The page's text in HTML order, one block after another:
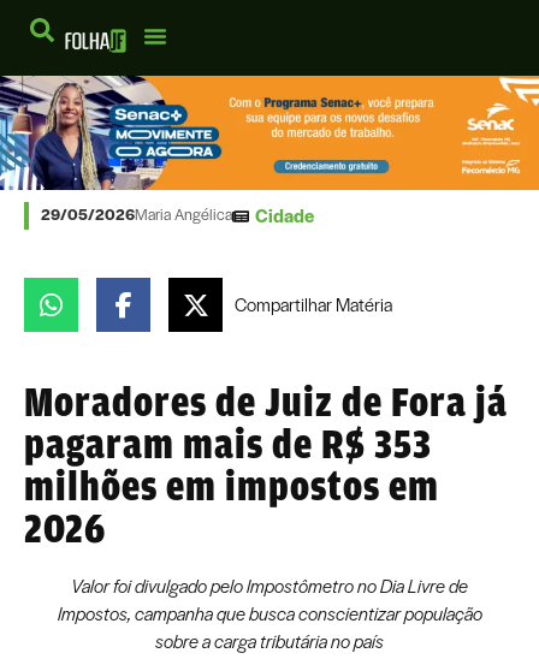
29/05/2026Maria Angélica Cidade
CompartilharMatéria
Moradores de Juiz de Fora já
pagaram mais de R$ 353
milhões em impostos em
2026
Valor foi divulgado pelo Impostômetro no Dia Livre de
Impostos, campanha que busca conscientizar população
sobre a carga tributária no país